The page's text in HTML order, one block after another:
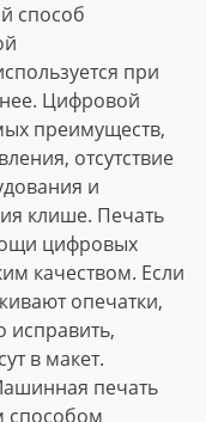
способ
при
Цифровой
преимуществ,
отсутствие
и
клише. Печать
цифровых
качеством. Если
опечатки,
исправить,
в макет.
печать
способом